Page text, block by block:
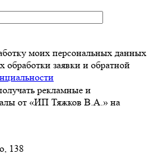
моих персональных данных
заявки и обратной
рекламные и
от «ИП Тяжков В.А.» на
138